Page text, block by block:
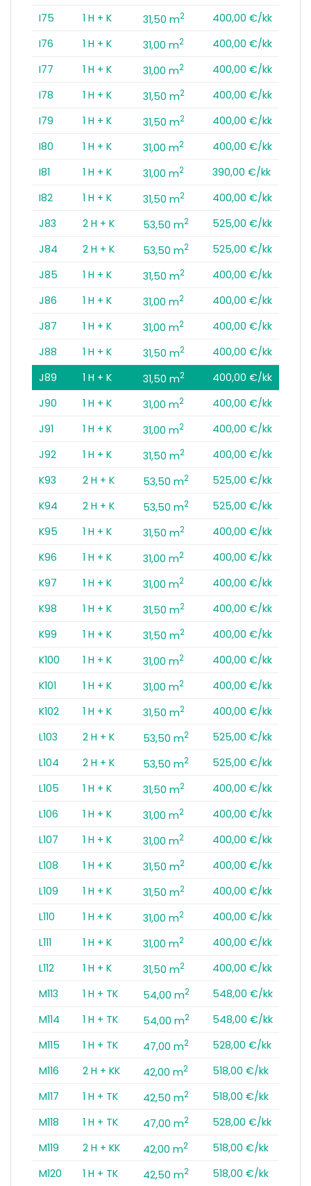
I75
1 H + K 31,50 m2
400,00 €/kk
I76
1 H + K 31,00 m2
400,00 €/kk
I77
1 H + K 31,00 m2
400,00 €/kk
I78
1 H + K 31,50 m2
400,00 €/kk
I79
1 H + K 31,50 m2
400,00 €/kk
I80
1 H + K 31,00 m2
400,00 €/kk
I81
1 H + K 31,00 m2
390,00 €/kk
I82
1 H + K 31,50 m2
400,00 €/kk
J83
2 H + K 53,50 m2
525,00 €/kk
J84
2 H + K 53,50 m2
525,00 €/kk
J85
1 H + K 31,50 m2
400,00 €/kk
J86
1 H + K 31,00 m2
400,00 €/kk
J87
1 H + K 31,00 m2
400,00 €/kk
J88
1 H + K 31,50 m2
400,00 €/kk
J89
1 H + K 31,50 m2
400,00 €/kk
J90
1 H + K 31,00 m2
400,00 €/kk
J91
1 H + K 31,00 m2
400,00 €/kk
J92
1 H + K 31,50 m2
400,00 €/kk
K93
2 H + K 53,50 m2
525,00 €/kk
K94
2 H + K 53,50 m2
525,00 €/kk
K95
1 H + K 31,50 m2
400,00 €/kk
K96
1 H + K 31,00 m2
400,00 €/kk
K97
1 H + K 31,00 m2
400,00 €/kk
K98
1 H + K 31,50 m2
400,00 €/kk
K99
1 H + K 31,50 m2
400,00 €/kk
K100
1 H + K 31,00 m2
400,00 €/kk
K101
1 H + K 31,00 m2
400,00 €/kk
K102
1 H + K 31,50 m2
400,00 €/kk
L103
2 H + K 53,50 m2
525,00 €/kk
L104
2 H + K 53,50 m2
525,00 €/kk
L105
1 H + K 31,50 m2
400,00 €/kk
L106
1 H + K 31,00 m2
400,00 €/kk
L107
1 H + K 31,00 m2
400,00 €/kk
L108
1 H + K 31,50 m2
400,00 €/kk
L109
1 H + K 31,50 m2
400,00 €/kk
L110
1 H + K 31,00 m2
400,00 €/kk
L111
1 H + K 31,00 m2
400,00 €/kk
L112
1 H + K 31,50 m2
400,00 €/kk
M113
1 H + TK 54,00 m2
548,00 €/kk
M114
1 H + TK 54,00 m2
548,00 €/kk
M115
1 H + TK 47,00 m2
528,00 €/kk
M116
2 H + KK 42,00 m2
518,00 €/kk
M117
1 H + TK 42,50 m2
518,00 €/kk
M118
1 H + TK 47,00 m2
528,00 €/kk
M119
2 H + KK 42,00 m2
518,00 €/kk
M120
1 H + TK 42,50 m2
518,00 €/kk